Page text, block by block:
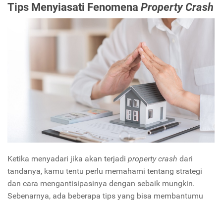
Tips Menyiasati Fenomena Property Crash
Ketika menyadari jika akan terjadi property crash dari
tandanya, kamu tentu perlu memahami tentang strategi
dan cara mengantisipasinya dengan sebaik mungkin.
Sebenarnya, ada beberapa tips yang bisa membantumu